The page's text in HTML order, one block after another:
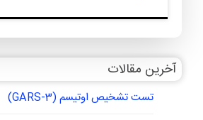
آخرین مقالات
تست تشخیص اوتیسم (GARS-3)